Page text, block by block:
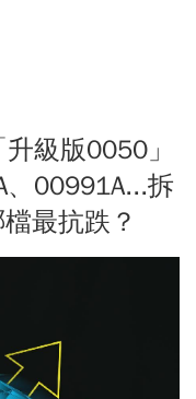
級版0050」
00991A...拆
最抗跌？